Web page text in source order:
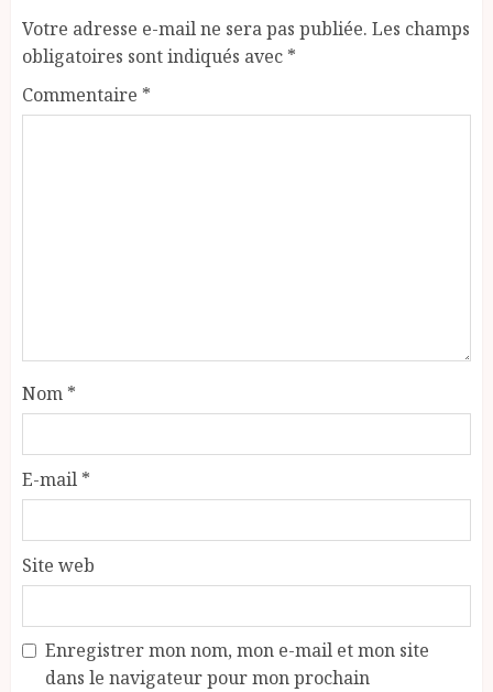
Votre adresse e-mail ne sera pas publiée. Les champs
obligatoires sont indiqués avec *
Commentaire *
Nom *
E-mail *
Site web
Enregistrer mon nom, mon e-mail et mon site
dans le navigateur pour mon prochain